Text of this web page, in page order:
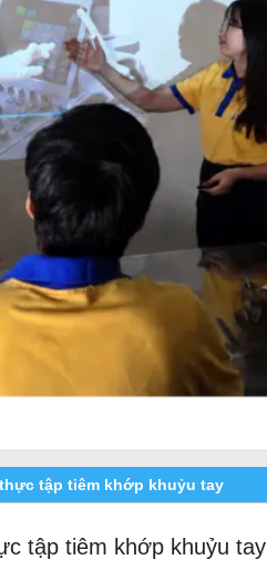
tập tiêm khớp khuỷu tay
tập tiêm khớp khuỷu tay